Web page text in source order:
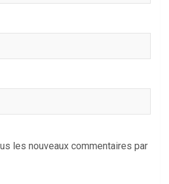
les nouveaux commentaires par